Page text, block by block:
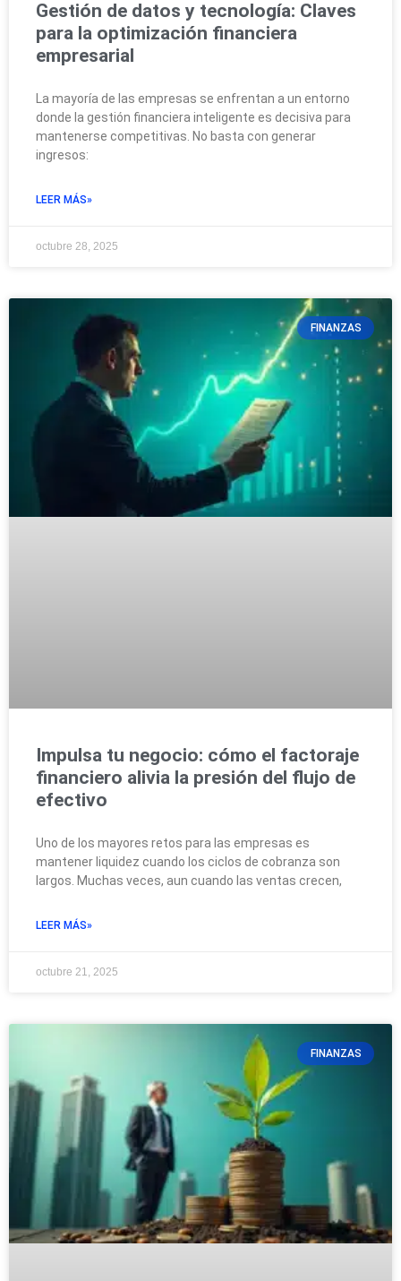
Gestión de datos y tecnología: Claves
para la optimización financiera
empresarial
La mayoría de las empresas se enfrentan a un entorno
donde la gestión financiera inteligente es decisiva para
mantenerse competitivas. No basta con generar
ingresos:
LEER MÁS»
octubre 28, 2025
FINANZAS
Impulsa tu negocio: cómo el factoraje
financiero alivia la presión del flujo de
efectivo
Uno de los mayores retos para las empresas es
mantener liquidez cuando los ciclos de cobranza son
largos. Muchas veces, aun cuando las ventas crecen,
LEER MÁS»
octubre 21, 2025
FINANZAS